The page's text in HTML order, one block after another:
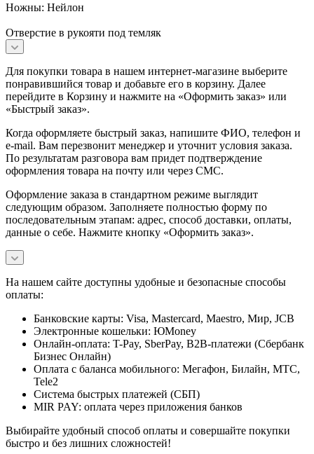
Ножны: Нейлон
Отверстие в рукояти под темляк
Для покупки товара в нашем интернет-магазине выберите
понравившийся товар и добавьте его в корзину. Далее
перейдите в Корзину и нажмите на «Оформить заказ» или
«Быстрый заказ».
Когда оформляете быстрый заказ, напишите ФИО, телефон и
e-mail. Вам перезвонит менеджер и уточнит условия заказа.
По результатам разговора вам придет подтверждение
оформления товара на почту или через СМС.
Оформление заказа в стандартном режиме выглядит
следующим образом. Заполняете полностью форму по
последовательным этапам: адрес, способ доставки, оплаты,
данные о себе. Нажмите кнопку «Оформить заказ».
На нашем сайте доступны удобные и безопасные способы
оплаты:
Банковские карты: Visa, Mastercard, Maestro, Мир, JCB
Электронные кошельки: ЮMoney
Онлайн-оплата: T-Pay, SberPay, B2B-платежи (Сбербанк
Бизнес Онлайн)
Оплата с баланса мобильного: Мегафон, Билайн, МТС,
Tele2
Система быстрых платежей (СБП)
MIR PAY: оплата через приложения банков
Выбирайте удобный способ оплаты и совершайте покупки
быстро и без лишних сложностей!